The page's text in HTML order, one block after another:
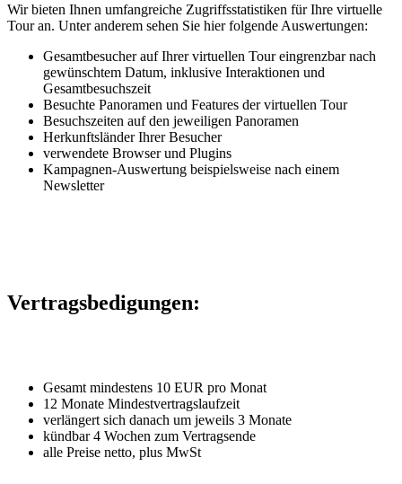
Wir bieten Ihnen umfangreiche Zugriffsstatistiken für Ihre virtuelle
Tour an. Unter anderem sehen Sie hier folgende Auswertungen:
Gesamtbesucher auf Ihrer virtuellen Tour eingrenzbar nach
gewünschtem Datum, inklusive Interaktionen und
Gesamtbesuchszeit
Besuchte Panoramen und Features der virtuellen Tour
Besuchszeiten auf den jeweiligen Panoramen
Herkunftsländer Ihrer Besucher
verwendete Browser und Plugins
Kampagnen-Auswertung beispielsweise nach einem
Newsletter
Vertragsbedigungen:
Gesamt mindestens 10 EUR pro Monat
12 Monate Mindestvertragslaufzeit
verlängert sich danach um jeweils 3 Monate
kündbar 4 Wochen zum Vertragsende
alle Preise netto, plus MwSt